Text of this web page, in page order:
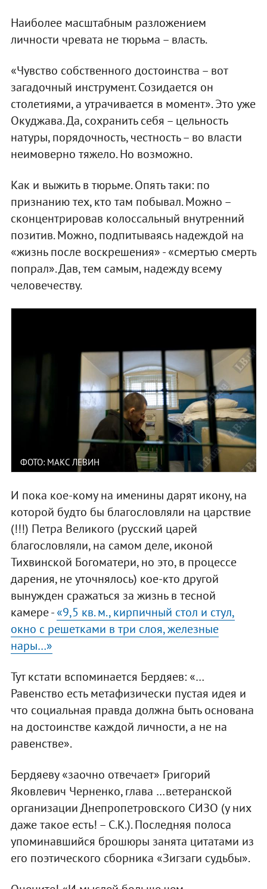
Наиболее масштабным разложением
личности чревата не тюрьма – власть.
«Чувство собственного достоинства – вот
загадочный инструмент. Созидается он
столетиями, а утрачивается в момент». Это уже
Окуджава. Да, сохранить себя – цельность
натуры, порядочность, честность – во власти
неимоверно тяжело. Но возможно.
Как и выжить в тюрьме. Опять таки: по
признанию тех, кто там побывал. Можно –
сконцентрировав колоссальный внутренний
позитив. Можно, подпитываясь надеждой на
«жизнь после воскрешения» - «смертью смерть
попрал». Дав, тем самым, надежду всему
человечеству.
ФОТО: МАКС ЛЕВИН
И пока кое-кому на именины дарят икону, на
которой будто бы благословляли на царствие
(!!!) Петра Великого (русский царей
благословляли, на самом деле, иконой
Тихвинской Богоматери, но это, в процессе
дарения, не уточнялось) кое-кто другой
вынужден сражаться за жизнь в тесной
камере -«9,5 кв. м., кирпичный стол и стул,
окно с решетками в три слоя, железные
нары…»
Тут кстати вспоминается Бердяев: «…
Равенство есть метафизически пустая идея и
что социальная правда должна быть основана
на достоинстве каждой личности, а не на
равенстве».
Бердяеву «заочно отвечает» Григорий
Яковлевич Черненко, глава …ветеранской
организации Днепропетровского СИЗО (у них
даже такое есть! – С.К.). Последняя полоса
упоминавшийся брошюры занята цитатами из
его поэтического сборника «Зигзаги судьбы».